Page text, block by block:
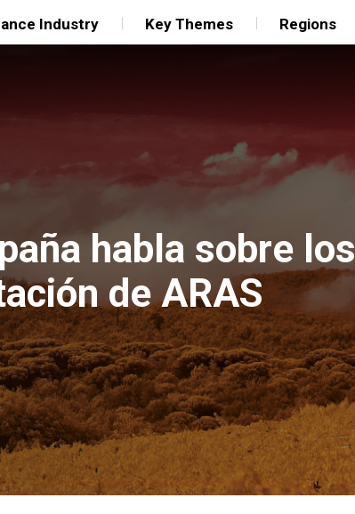
Industry Key Themes Regions
habla sobre los
de ARAS